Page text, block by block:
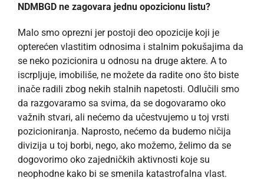
NDMBGD ne zagovara jednu opozicionu listu?
Malo smo oprezni jer postoji deo opozicije koji je
opterećen vlastitim odnosima i stalnim pokušajima da
se neko pozicionira u odnosu na druge aktere. A to
iscrpljuje, imobiliše, ne možete da radite ono što biste
inače radili zbog nekih stalnih napetosti. Odlučili smo
da razgovaramo sa svima, da se dogovaramo oko
važnih stvari, ali nećemo da učestvujemo u toj vrsti
pozicioniranja. Naprosto, nećemo da budemo ničija
divizija u toj borbi, nego, ako možemo, želimo da se
dogovorimo oko zajedničkih aktivnosti koje su
neophodne kako bi se smenila katastrofalna vlast.